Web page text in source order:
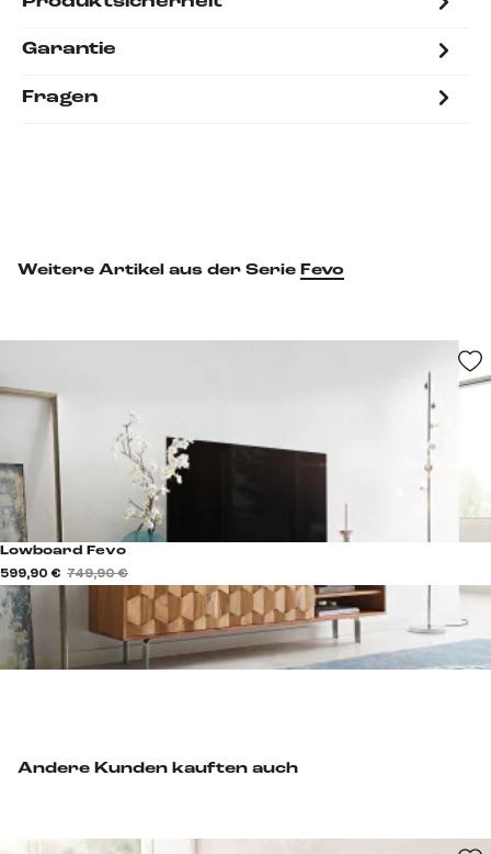
Garantie
Fragen
Andere Kunden kauften auch
Weitere Artikel aus der Serie Fevo
Lowboard Fevo
599,90 € 749,90 €